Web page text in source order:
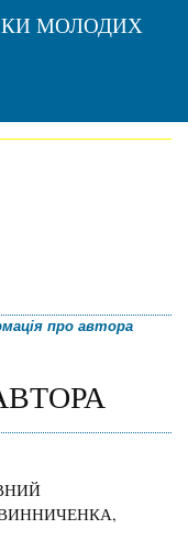
МОЛОДИХ
про автора